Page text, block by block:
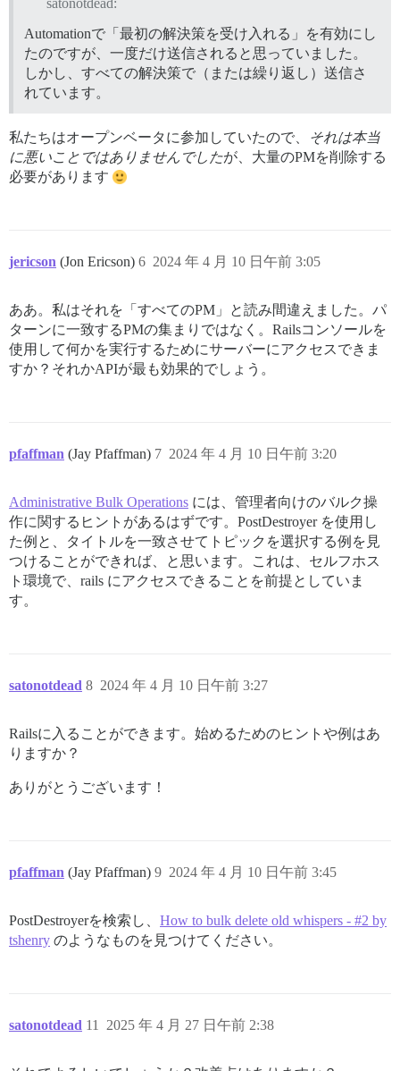
satonotdead:
Automationで「最初の解決策を受け入れる」を有効にし
たのですが、一度だけ送信されると思っていました。
しかし、すべての解決策で（または繰り返し）送信さ
れています。
私たちはオープンベータに参加していたので、
それは本当
に悪いことではありませんでしたが、大量のPMを削除する
必要があります
jericson (Jon Ericson) 2024 年 4 月 10 日午前 3:05
6
ああ。私はそれを「すべてのPM」と読み間違えました。パ
ターンに一致するPMの集まりではなく。Railsコンソールを
使用して何かを実行するためにサーバーにアクセスできま
すか？それかAPIが最も効果的でしょう。
pfaffman (Jay Pfaffman) 2024 年 4 月 10 日午前 3:20
7
Administrative Bulk Operations には、管理者向けのバルク操
作に関するヒントがあるはずです。PostDestroyer を使用し
た例と、タイトルを一致させてトピックを選択する例を見
つけることができれば、と思います。これは、セルフホス
ト環境で、rails にアクセスできることを前提としていま
す。
satonotdead 2024 年 4 月 10 日午前 3:27
8
Railsに入ることができます。始めるためのヒントや例はあ
りますか？
ありがとうございます！
pfaffman (Jay Pfaffman) 2024 年 4 月 10 日午前 3:45
9
PostDestroyerを検索し、 How to bulk delete old whispers - #2 by
tshenry のようなものを見つけてください。
satonotdead 2025 年 4 月 27 日午前 2:38
11